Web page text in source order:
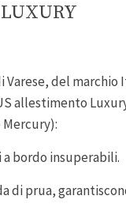
Varese, del marchio
allestimento
Mercury):
a bordo insuperabili.
di prua,